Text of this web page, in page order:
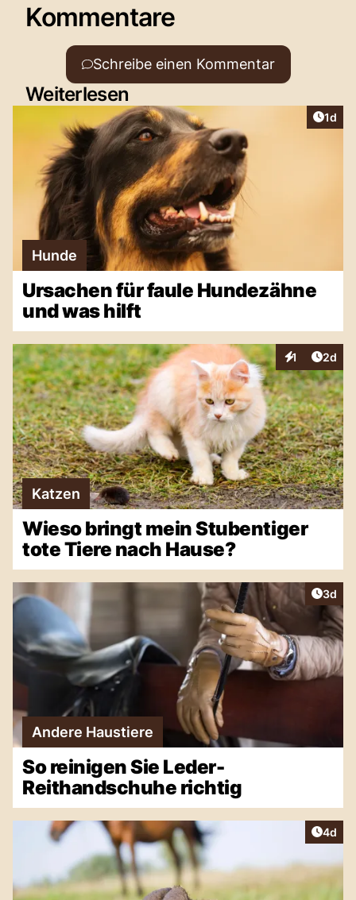
Kommentare
Schreibe einen Kommentar
Weiterlesen
1d
Hunde
Ursachen für faule Hundezähne
und was hilft
1
Interaktionen
2d
Katzen
Wieso bringt mein Stubentiger
tote Tiere nach Hause?
3d
Andere Haustiere
So reinigen Sie Leder-
Reithandschuhe richtig
4d